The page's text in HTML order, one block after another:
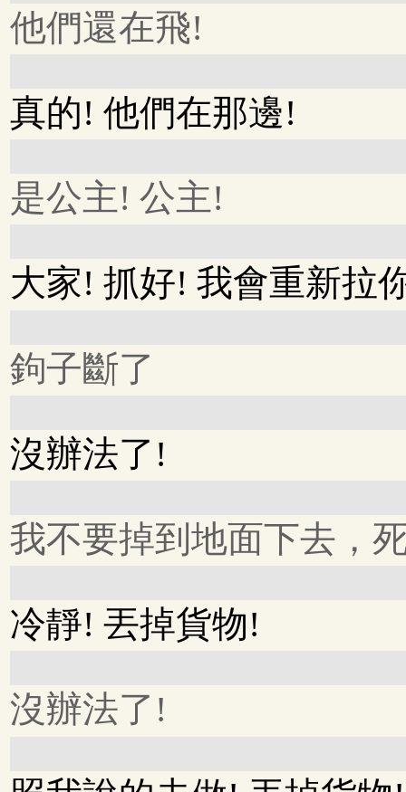
他們還在飛!
真的! 他們在那邊!
是公主! 公主!
大家! 抓好! 我會重新拉
鉤子斷了
沒辦法了!
我不要掉到地面下去，
冷靜! 丟掉貨物!
沒辦法了!